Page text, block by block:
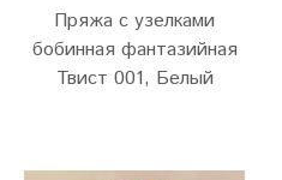
Пряжа с узелками
бобинная фантазийная
Твист 001, Белый